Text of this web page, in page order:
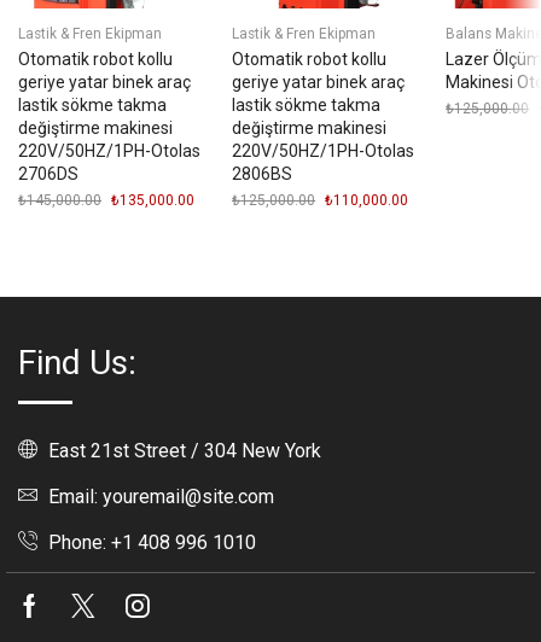
Lastik & Fren Ekipman
Otomatik robot kollu
geriye yatar binek araç
lastik sökme takma
değiştirme makinesi
220V/50HZ/1PH-Otolas
2706DS
₺145,000.00 Orijinal
₺135,000.00
Lastik & Fren Ekipman
Otomatik robot kollu
geriye yatar binek araç
lastik sökme takma
değiştirme makinesi
220V/50HZ/1PH-Otolas
2806BS
₺125,000.00 Orijinal
₺110,000.00
Balans
Lazer
Makinesi
₺125,000.00
Find Us:
East 21st Street / 304 New York
Email: youremail@site.com
Phone: +1 408 996 1010
Facebook
Twitter